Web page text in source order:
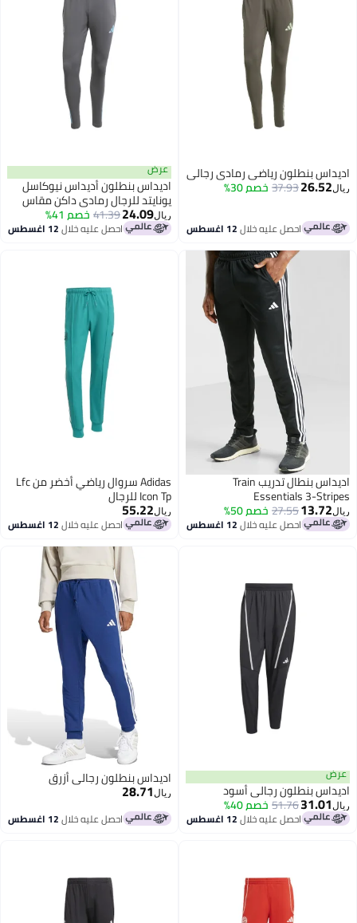
بنطلون رياضي رمادي رجالي
26.52
37.93خصم 30%
احصل عليه خلال12 اغسطس
عرض
اديداس بنطلون أديداس نيوكاسل
يونايتد للرجال رمادي داكن مقاس
24.09
41.39خصم 41%
احصل عليه خلال12 اغسطس
اديداس بنطال تدريب Train
Essentials 3-
13.72
27.55خصم 50%
احصل عليه خلال12 اغسطس
Adidas سروال رياضي أخضر من Lfc
Icon Tp للرجال
55.22
احصل عليه خلال12 اغسطس
بنطلون رجالي أسود
31.01
51.76خصم 40%
احصل عليه خلال12 اغسطس
اديداس بنطلون رجالي أزرق
28.71
احصل عليه خلال12 اغسطس